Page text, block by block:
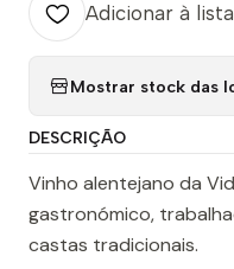
Adicionar à
Mostrar stock das
DESCRIÇÃO
Vinho alentejano da
gastronómico,
castas tradicionais.